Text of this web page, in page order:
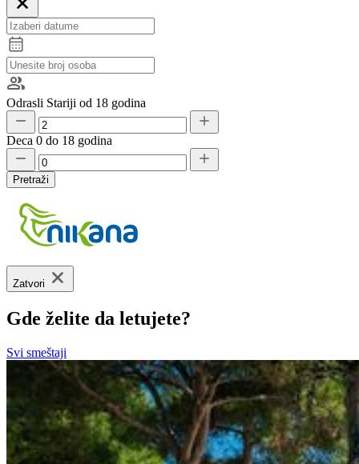
Odrasli Stariji od 18 godina
Deca 0 do 18 godina
Pretraži
Zatvori
Gde želite da letujete?
Svi smeštaji